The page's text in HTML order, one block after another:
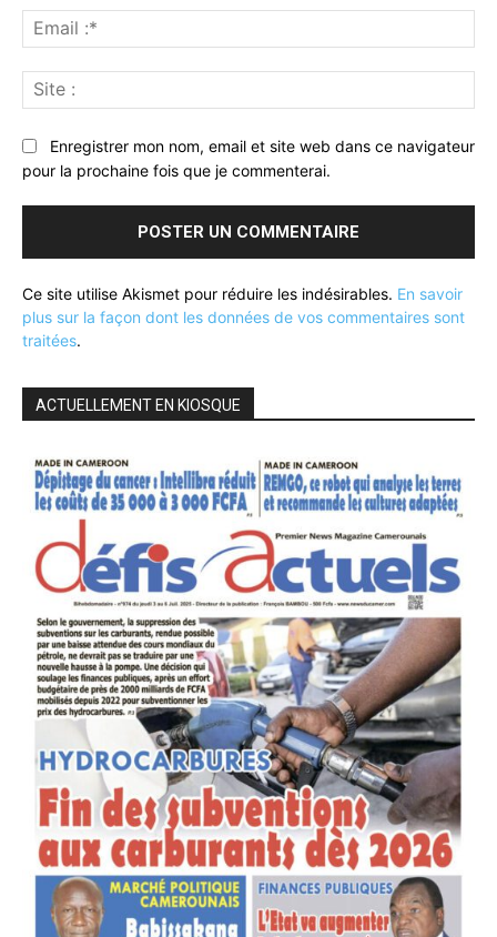
:*
:
Enregistrer mon nom, email et site web dans ce navigateur
pour la prochaine fois que je commenterai.
Ce site utilise Akismet pour réduire les indésirables. En savoir
plus sur la façon dont les données de vos commentaires sont
traitées.
ACTUELLEMENT EN KIOSQUE